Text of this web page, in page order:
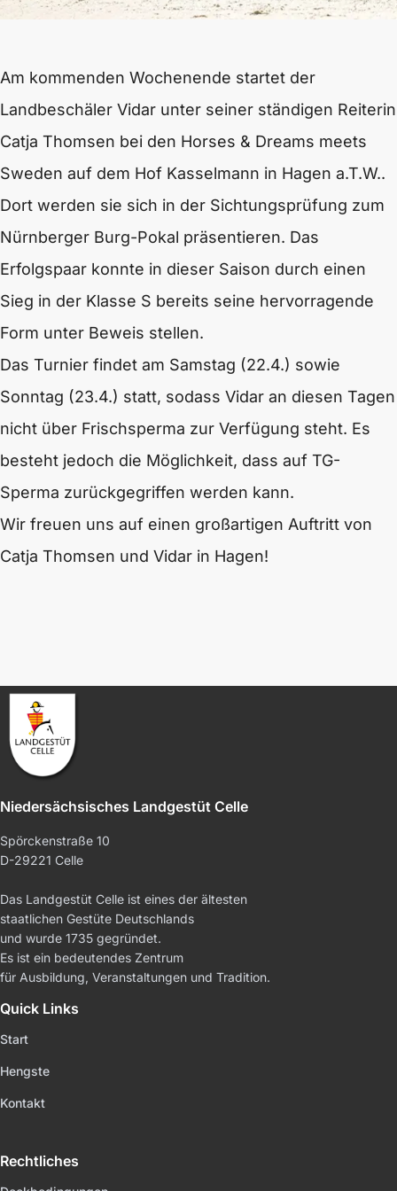
Am kommenden Wochenende startet der
Landbeschäler Vidar unter seiner ständigen Reiterin
Catja Thomsen bei den Horses & Dreams meets
Sweden auf dem Hof Kasselmann in Hagen a.T.W..
Dort werden sie sich in der Sichtungsprüfung zum
Nürnberger Burg-Pokal präsentieren. Das
Erfolgspaar konnte in dieser Saison durch einen
Sieg in der Klasse S bereits seine hervorragende
Form unter Beweis stellen.
Das Turnier findet am Samstag (22.4.) sowie
Sonntag (23.4.) statt, sodass Vidar an diesen Tagen
nicht über Frischsperma zur Verfügung steht. Es
besteht jedoch die Möglichkeit, dass auf TG-
Sperma zurückgegriffen werden kann.
Wir freuen uns auf einen großartigen Auftritt von
Catja Thomsen und Vidar in Hagen!
Niedersächsisches Landgestüt Celle
Spörckenstraße 10
D-29221 Celle
Das Landgestüt Celle ist eines der ältesten
staatlichen Gestüte Deutschlands
und wurde 1735 gegründet.
Es ist ein bedeutendes Zentrum
für Ausbildung, Veranstaltungen und Tradition.
Quick Links
Start
Hengste
Kontakt
Rechtliches